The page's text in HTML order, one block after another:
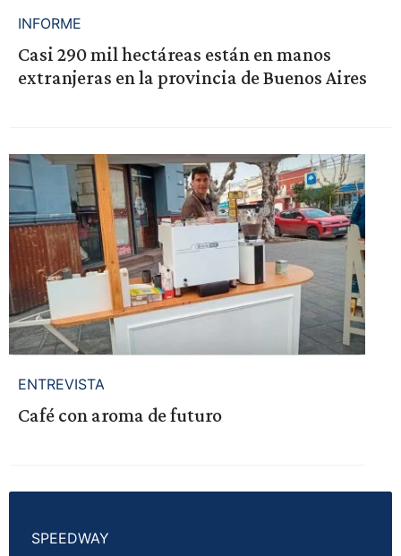
INFORME
Casi 290 mil hectáreas están en manos
extranjeras en la provincia de Buenos Aires
ENTREVISTA
Café con aroma de futuro
SPEEDWAY